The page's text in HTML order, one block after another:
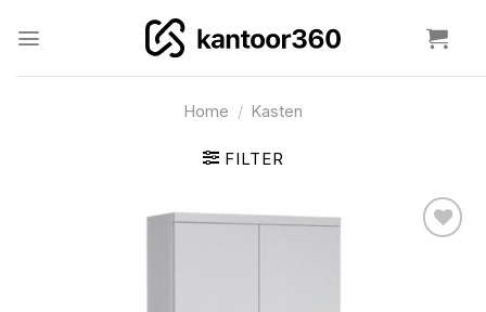
naar
inhoud
Home / Kasten
FILTER